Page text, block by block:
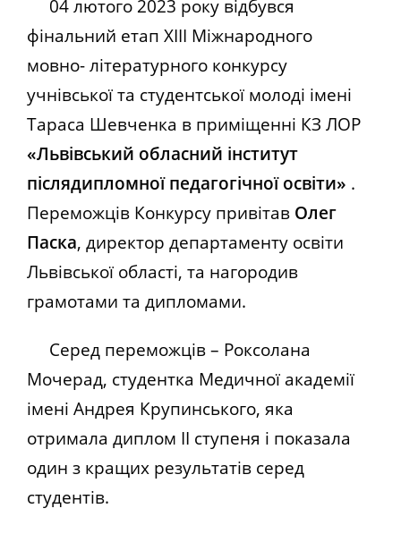
04 лютого 2023 року відбувся
фінальний етап ХІІІ Міжнародного
мовно- літературного конкурсу
учнівської та студентської молоді імені
Тараса Шевченка в приміщенні КЗ ЛОР
«Львівський обласний інститут
післядипломної педагогічної освіти» .
Переможців Конкурсу привітав Олег
Паска, директор департаменту освіти
Львівської області, та нагородив
грамотами та дипломами.
Серед переможців – Роксолана
Мочерад, студентка Медичної академії
імені Андрея Крупинського, яка
отримала диплом ІІ ступеня і показала
один з кращих результатів серед
студентів.